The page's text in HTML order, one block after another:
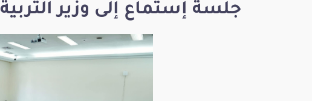
جلسة إستماع إلى وزير التربية